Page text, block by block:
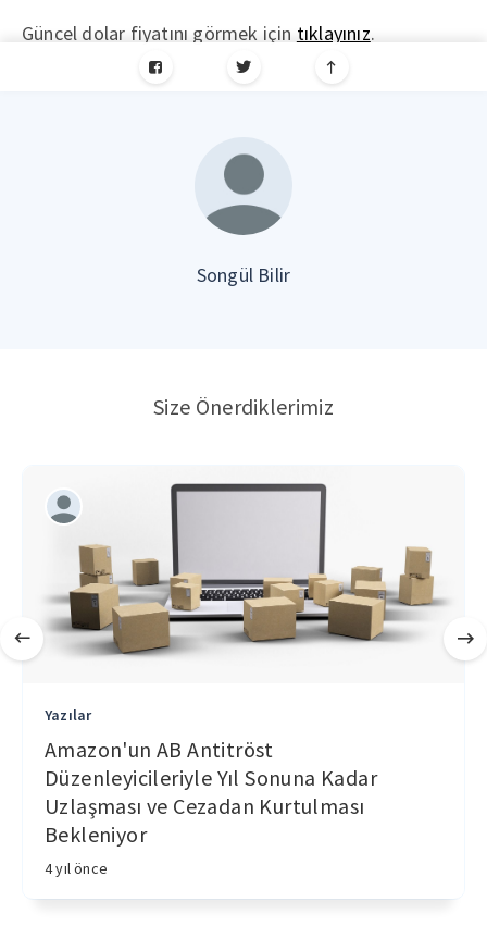
Güncel dolar fiyatını görmek için tıklayınız.
Songül Bilir
Size Önerdiklerimiz
Yazılar
Amazon'un AB Antitröst
Düzenleyicileriyle Yıl Sonuna Kadar
Uzlaşması ve Cezadan Kurtulması
Bekleniyor
4 yıl önce